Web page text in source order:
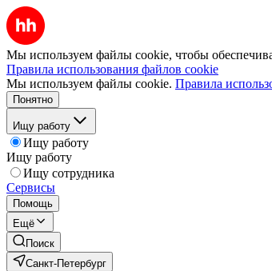
Мы используем файлы cookie, чтобы
Правила использования файлов cookie
Мы используем файлы cookie. Правила
Понятно
Ищу работу
Ищу работу
Ищу работу
Ищу сотрудника
Сервисы
Помощь
Ещё
Поиск
Санкт-Петербург